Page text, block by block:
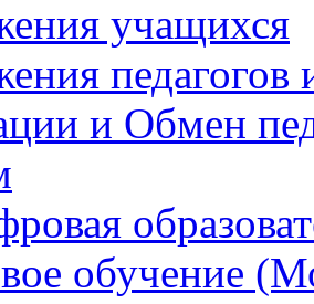
учащихся
и Обмен
обучение